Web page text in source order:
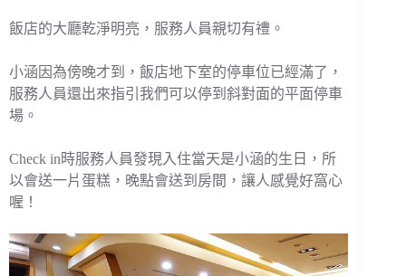
飯店的大廳乾淨明亮，服務人員親切有禮。
小涵因為傍晚才到，飯店地下室的停車位已經滿了，
服務人員還出來指引我們可以停到斜對面的平面停車
場。
Check in時服務人員發現入住當天是小涵的生日，所
以會送一片蛋糕，晚點會送到房間，讓人感覺好窩心
喔！